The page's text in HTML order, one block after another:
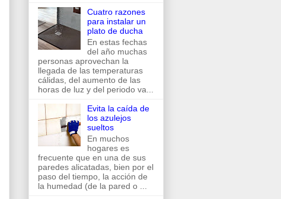
Cuatro razones
para instalar un
plato de ducha
En estas fechas
del año muchas
personas aprovechan la
llegada de las temperaturas
cálidas, del aumento de las
horas de luz y del periodo va...
Evita la caída de
los azulejos
sueltos
En muchos
hogares es
frecuente que en una de sus
paredes alicatadas, bien por el
paso del tiempo, la acción de
la humedad (de la pared o ...